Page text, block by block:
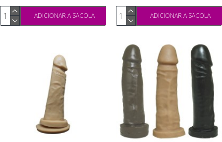
ADICIONAR A SACOLA ADICIONAR A SACOLA